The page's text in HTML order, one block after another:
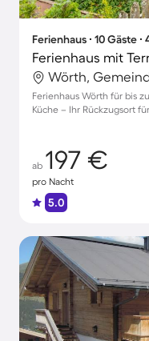
Ferienhaus ∙ 10 Gäste
Ferienhaus mit
Wörth,
Ferienhaus Wörth für bis
Küche – Ihr Rückzugsort
ab 197 €
pro Nacht
5.0